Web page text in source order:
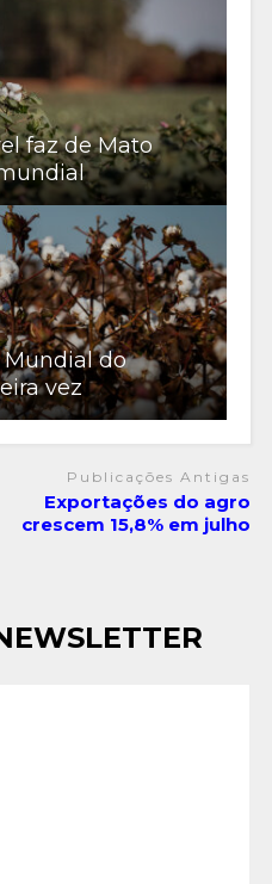
faz de Mato
Mundial do
vez
Publicações Antigas
Exportações do agro
crescem 15,8% em julho